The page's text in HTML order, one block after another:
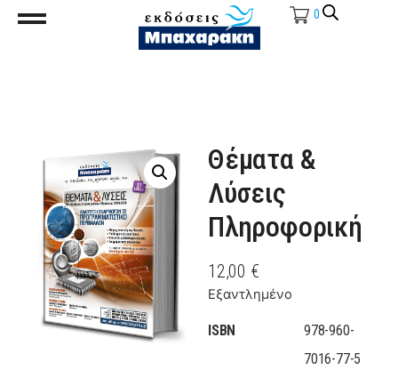
0
Θέματα &
Λύσεις
Πληροφορική
12,00 €
Εξαντλημένο
ISBN
978-960-
7016-77-5